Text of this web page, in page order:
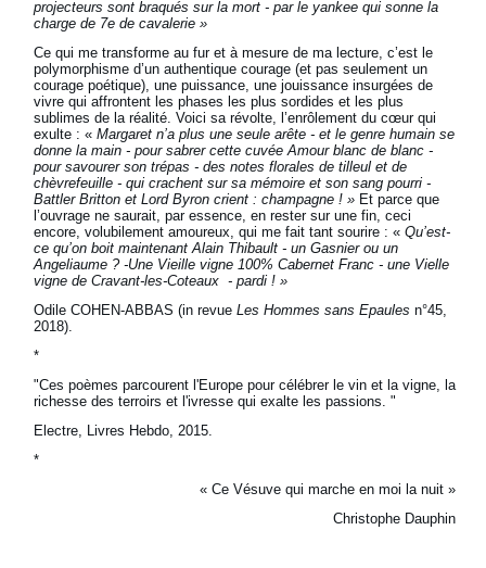
projecteurs sont braqués sur la mort - par le yankee qui sonne la
charge de 7e de cavalerie »
Ce qui me transforme au fur et à mesure de ma lecture, c’est le
polymorphisme d’un authentique courage (et pas seulement un
courage poétique), une puissance, une jouissance insurgées de
vivre qui affrontent les phases les plus sordides et les plus
sublimes de la réalité. Voici sa révolte, l’enrôlement du cœur qui
exulte : «Margaret n’a plus une seule arête - et le genre humain se
donne la main - pour sabrer cette cuvée Amour blanc de blanc -
pour savourer son trépas - des notes florales de tilleul et de
chèvrefeuille - qui crachent sur sa mémoire et son sang pourri -
Battler Britton et Lord Byron crient : champagne ! » Et parce que
l’ouvrage ne saurait, par essence, en rester sur une fin, ceci
encore, volubilement amoureux, qui me fait tant sourire : «Qu’est-
ce qu’on boit maintenant Alain Thibault - un Gasnier ou un
Angeliaume ? -Une Vieille vigne 100% Cabernet Franc - une Vielle
vigne de Cravant-les-Coteaux -pardi ! »
Odile COHEN-ABBAS (in revueLes Hommes sans Epaules n°45,
2018).
*
"Ces poèmes parcourent l'Europe pour célébrer le vin et la vigne, la
richesse des terroirs et l'ivresse qui exalte les passions. "
Electre, Livres Hebdo, 2015.
*
« Ce Vésuve qui marche en moi la nuit »
Christophe Dauphin